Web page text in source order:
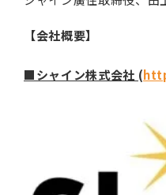
【会社概要】
■シャイン株式会社 (